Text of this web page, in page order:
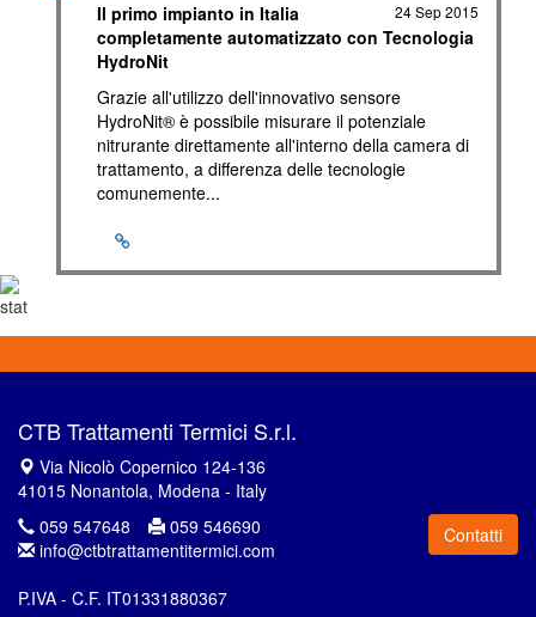
24 Sep 2015
Il primo impianto in Italia
completamente automatizzato con Tecnologia
HydroNit
Grazie all'utilizzo dell'innovativo sensore
HydroNit® è possibile misurare il potenziale
nitrurante direttamente all'interno della camera di
trattamento, a differenza delle tecnologie
comunemente...
CTB Trattamenti Termici S.r.l.
Via Nicolò Copernico 124-136
41015 Nonantola, Modena - Italy
Contatti
059 547648
059 546690
info@ctbtrattamentitermici.com
P.IVA - C.F. IT01331880367